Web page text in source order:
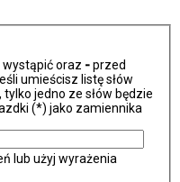
oraz -przed
umieścisz listę słów
jedno ze słów będzie
(*) jako zamiennika
lub użyj wyrażenia